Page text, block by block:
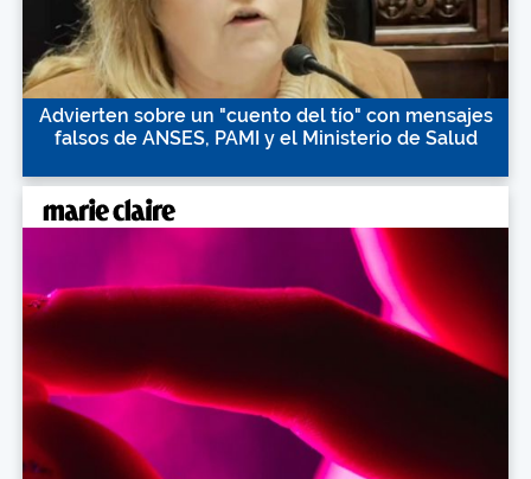
Advierten sobre un "cuento del tío" con mensajes
falsos de ANSES, PAMI y el Ministerio de Salud